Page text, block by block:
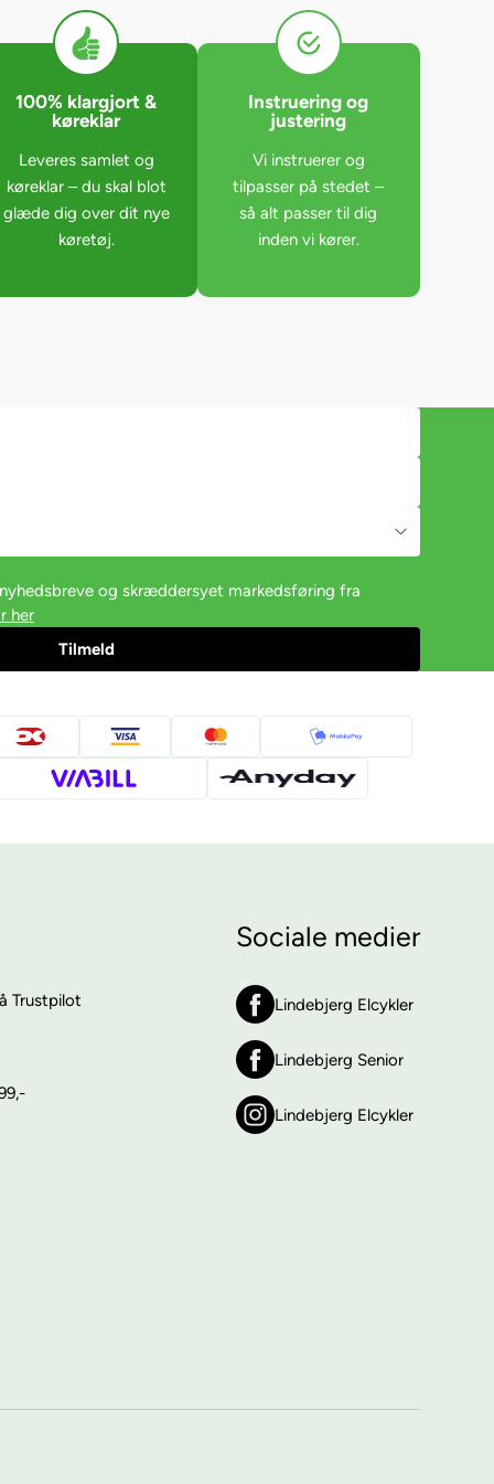
100% klargjort &
køreklar
Leveres samlet og
køreklar – du skal blot
glæde dig over dit nye
køretøj.
Instruering og
justering
Vi instruerer og
tilpasser på stedet –
så alt passer til dig
inden vi kører.
og skræddersyet markedsføring fra
her
Trustpilot
Sociale medier
Lindebjerg Elcykler
Lindebjerg Senior
Lindebjerg Elcykler